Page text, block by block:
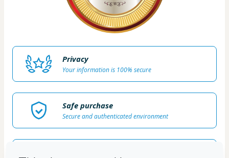
Privacy
Your information is 100% secure
Safe purchase
Secure and authenticated environment